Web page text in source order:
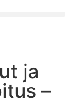
ja
–